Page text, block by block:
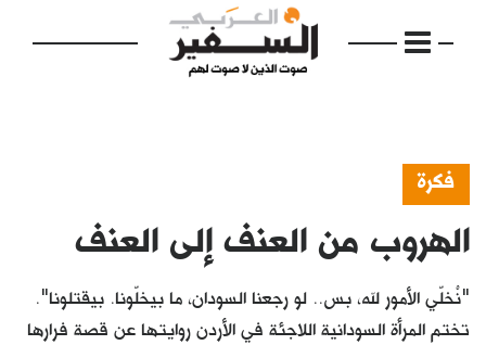
الرئيسية
مواضيع
إفتتاحية
فكرة
الهروب من العنف إلى العنف
"نْخلّي الأمور لله، بس.. لو رجعنا السودان، ما بيخلّونا. بيقتلونا".
تختم المرأة السودانية اللاجئة في الأردن روايتها عن قصة فرارها